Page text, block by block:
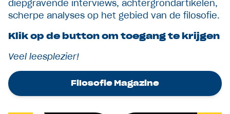
diepgravende interviews, achtergrondartikelen,
scherpe analyses op het gebied van de filosofie.
Klik op de button om toegang te krijgen
Veel leesplezier!
Filosofie Magazine